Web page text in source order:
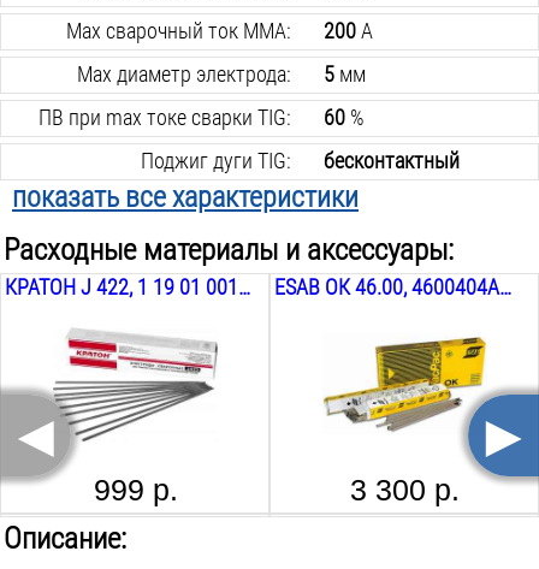
Max сварочный ток MMA:
200А
Max диаметр электрода:
5мм
ПВ при max токе сварки TIG:
60%
Поджиг дуги TIG:
бесконтактный
Min сварочный ток TIG:
10А
Min сварочный ток MMA:
10А
Min диаметр электрода:
1.6мм
ПВ при max токе сварки MMA:
Рабочее напряжение:
Тип сварочного тока:
AC/DC
Импульсный режим сварки:
Диапазон частот импульса:
0.5-5.0Гц
Max потребляемая сила тока TIG:
показать все характеристики
Расходные материалы и аксессуары:
КРАТОН J 422, 1 19 01 001 001, 2.5 ММ, 5 КГ
999 р.
ESAB ОК 46.00, 4600404AM0, 4 ММ, 6.6 КГ
3 300 р.
РЕСАНТА МС 4
◄ ►
Описание: